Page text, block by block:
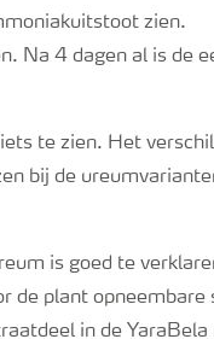
zien.
Na 4 dagen al is de
te zien. Het
bij de
is goed te
de plant opneembare
in de YaraBela